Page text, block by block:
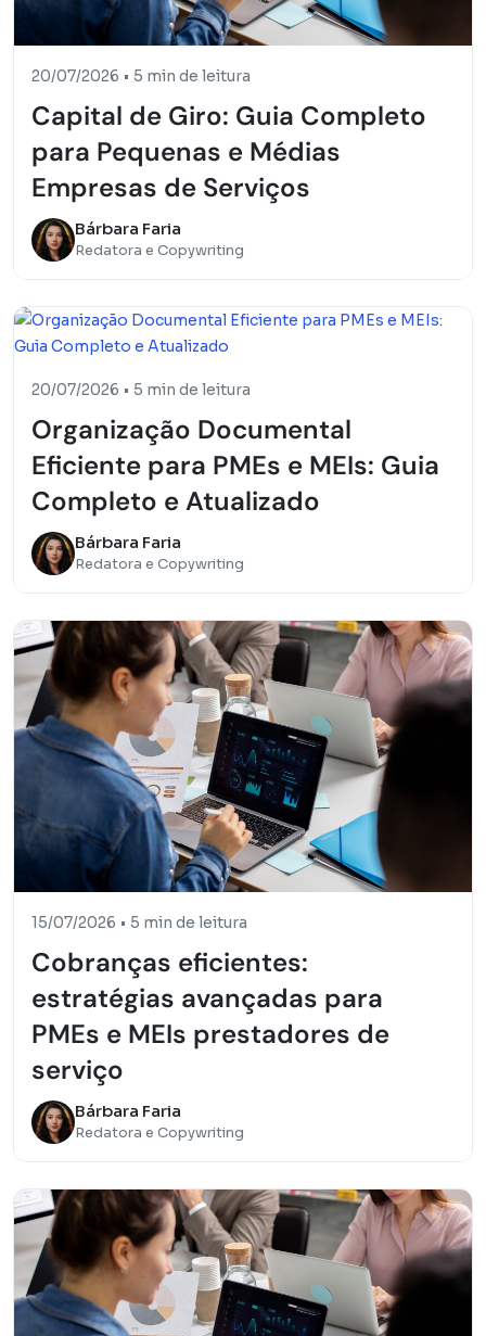
20/07/2026 • 5 min de leitura
Capital de Giro: Guia Completo
para Pequenas e Médias
Empresas de Serviços
Bárbara Faria
Redatora e Copywriting
20/07/2026 • 5 min de leitura
Organização Documental
Eficiente para PMEs e MEIs: Guia
Completo e Atualizado
Bárbara Faria
Redatora e Copywriting
15/07/2026 • 5 min de leitura
Cobranças eficientes:
estratégias avançadas para
PMEs e MEIs prestadores de
serviço
Bárbara Faria
Redatora e Copywriting